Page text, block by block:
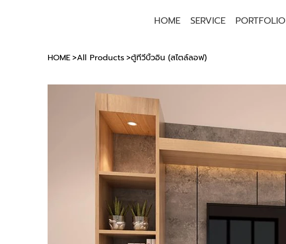
HOME SERVICE PORTFOLIO
HOME>All Products >ตู้ทีวีบิ้วอิน (สไตล์ลอฟ)